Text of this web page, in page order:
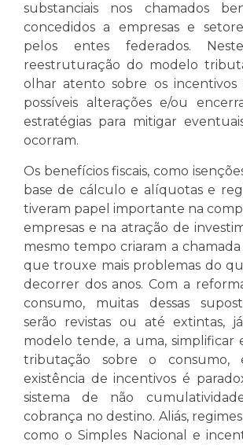
substanciais nos chamados
concedidos a empresas e
pelos entes federados.
reestruturação do modelo
olhar atento sobre os incentivos
possíveis alterações e/ou
estratégias para mitigar
ocorram.
Os benefícios fiscais, como
base de cálculo e alíquotas e
tiveram papel importante na
empresas e na atração de
mesmo tempo criaram a chamada
que trouxe mais problemas do
decorrer dos anos. Com a
consumo, muitas dessas
serão revistas ou até extintas,
modelo tende, a uma, simplificar
tributação sobre o consumo,
existência de incentivos é
sistema de não
cobrança no destino. Aliás,
como o Simples Nacional e